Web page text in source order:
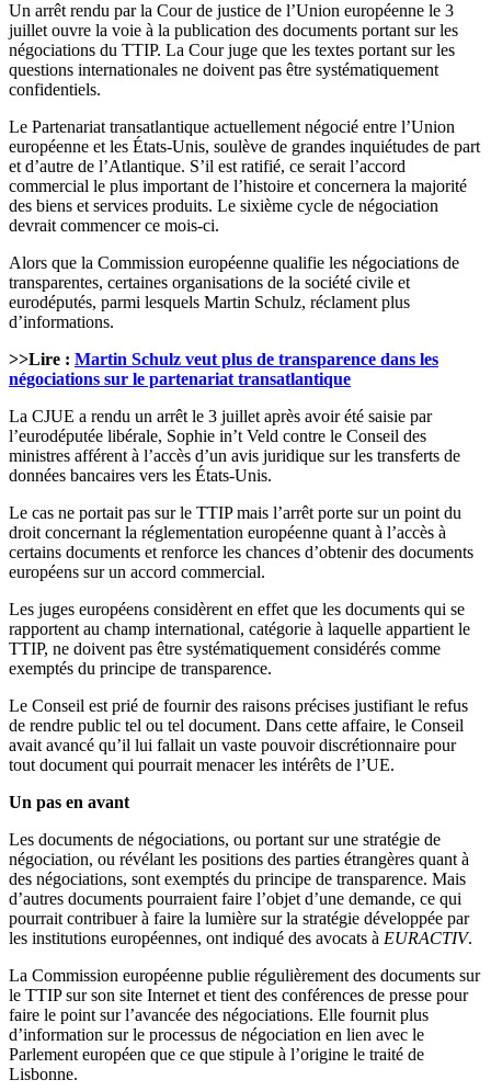
Un arrêt rendu par la Cour de justice de l’Union européenne le 3
juillet ouvre la voie à la publication des documents portant sur les
négociations du TTIP. La Cour juge que les textes portant sur les
questions internationales ne doivent pas être systématiquement
confidentiels.
Le Partenariat transatlantique actuellement négocié entre l’Union
européenne et les États-Unis, soulève de grandes inquiétudes de part
et d’autre de l’Atlantique. S’il est ratifié, ce serait l’accord
commercial le plus important de l’histoire et concernera la majorité
des biens et services produits. Le sixième cycle de négociation
devrait commencer ce mois-ci.
Alors que la Commission européenne qualifie les négociations de
transparentes, certaines organisations de la société civile et
eurodéputés, parmi lesquels Martin Schulz, réclament plus
d’informations.
>>Lire : Martin Schulz veut plus de transparence dans les
négociations sur le partenariat transatlantique
La CJUE a rendu un arrêt le 3 juillet après avoir été saisie par
l’eurodéputée libérale, Sophie in’t Veld contre le Conseil des
ministres afférent à l’accès d’un avis juridique sur les transferts de
données bancaires vers les États-Unis.
Le cas ne portait pas sur le TTIP mais l’arrêt porte sur un point du
droit concernant la réglementation européenne quant à l’accès à
certains documents et renforce les chances d’obtenir des documents
européens sur un accord commercial.
Les juges européens considèrent en effet que les documents qui se
rapportent au champ international, catégorie à laquelle appartient le
TTIP, ne doivent pas être systématiquement considérés comme
exemptés du principe de transparence.
Le Conseil est prié de fournir des raisons précises justifiant le refus
de rendre public tel ou tel document. Dans cette affaire, le Conseil
avait avancé qu’il lui fallait un vaste pouvoir discrétionnaire pour
tout document qui pourrait menacer les intérêts de l’UE.
Un pas en avant
Les documents de négociations, ou portant sur une stratégie de
négociation, ou révélant les positions des parties étrangères quant à
des négociations, sont exemptés du principe de transparence. Mais
d’autres documents pourraient faire l’objet d’une demande, ce qui
pourrait contribuer à faire la lumière sur la stratégie développée par
les institutions européennes, ont indiqué des avocats à EURACTIV.
La Commission européenne publie régulièrement des documents sur
le TTIP sur son site Internet et tient des conférences de presse pour
faire le point sur l’avancée des négociations. Elle fournit plus
d’information sur le processus de négociation en lien avec le
Parlement européen que ce que stipule à l’origine le traité de
Lisbonne.